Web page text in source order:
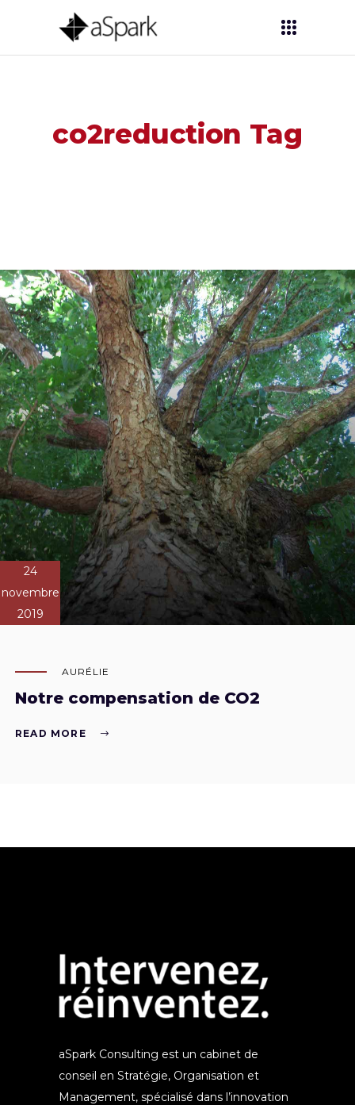
co2reduction Tag
24
novembre
2019
AURÉLIE
Notre compensation de CO2
READ MORE
aSpark Consulting est un cabinet de
conseil en Stratégie, Organisation et
Management, spécialisé dans l’innovation